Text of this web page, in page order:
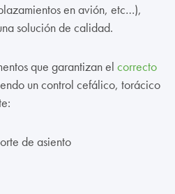
en avión, etc…),
solución de calidad.
que garantizan el correcto
un control cefálico, torácico
de asiento